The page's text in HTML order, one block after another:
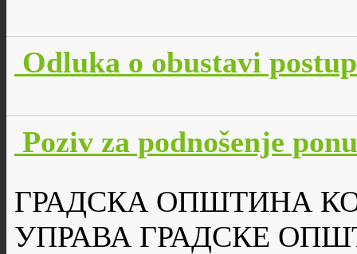
Odluka o obustavi
Poziv za podnošenje
ГРАДСКА ОПШТИНА
УПРАВА ГРАДСКЕ